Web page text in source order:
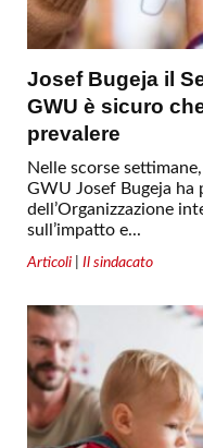
Josef Bugeja il
GWU è sicuro
prevalere
Nelle scorse
GWU Josef Bugeja ha
dell’Organizzazione
sull’impatto e...
Articoli Il sindacato